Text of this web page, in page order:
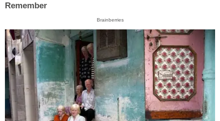
Remember
Brainberries